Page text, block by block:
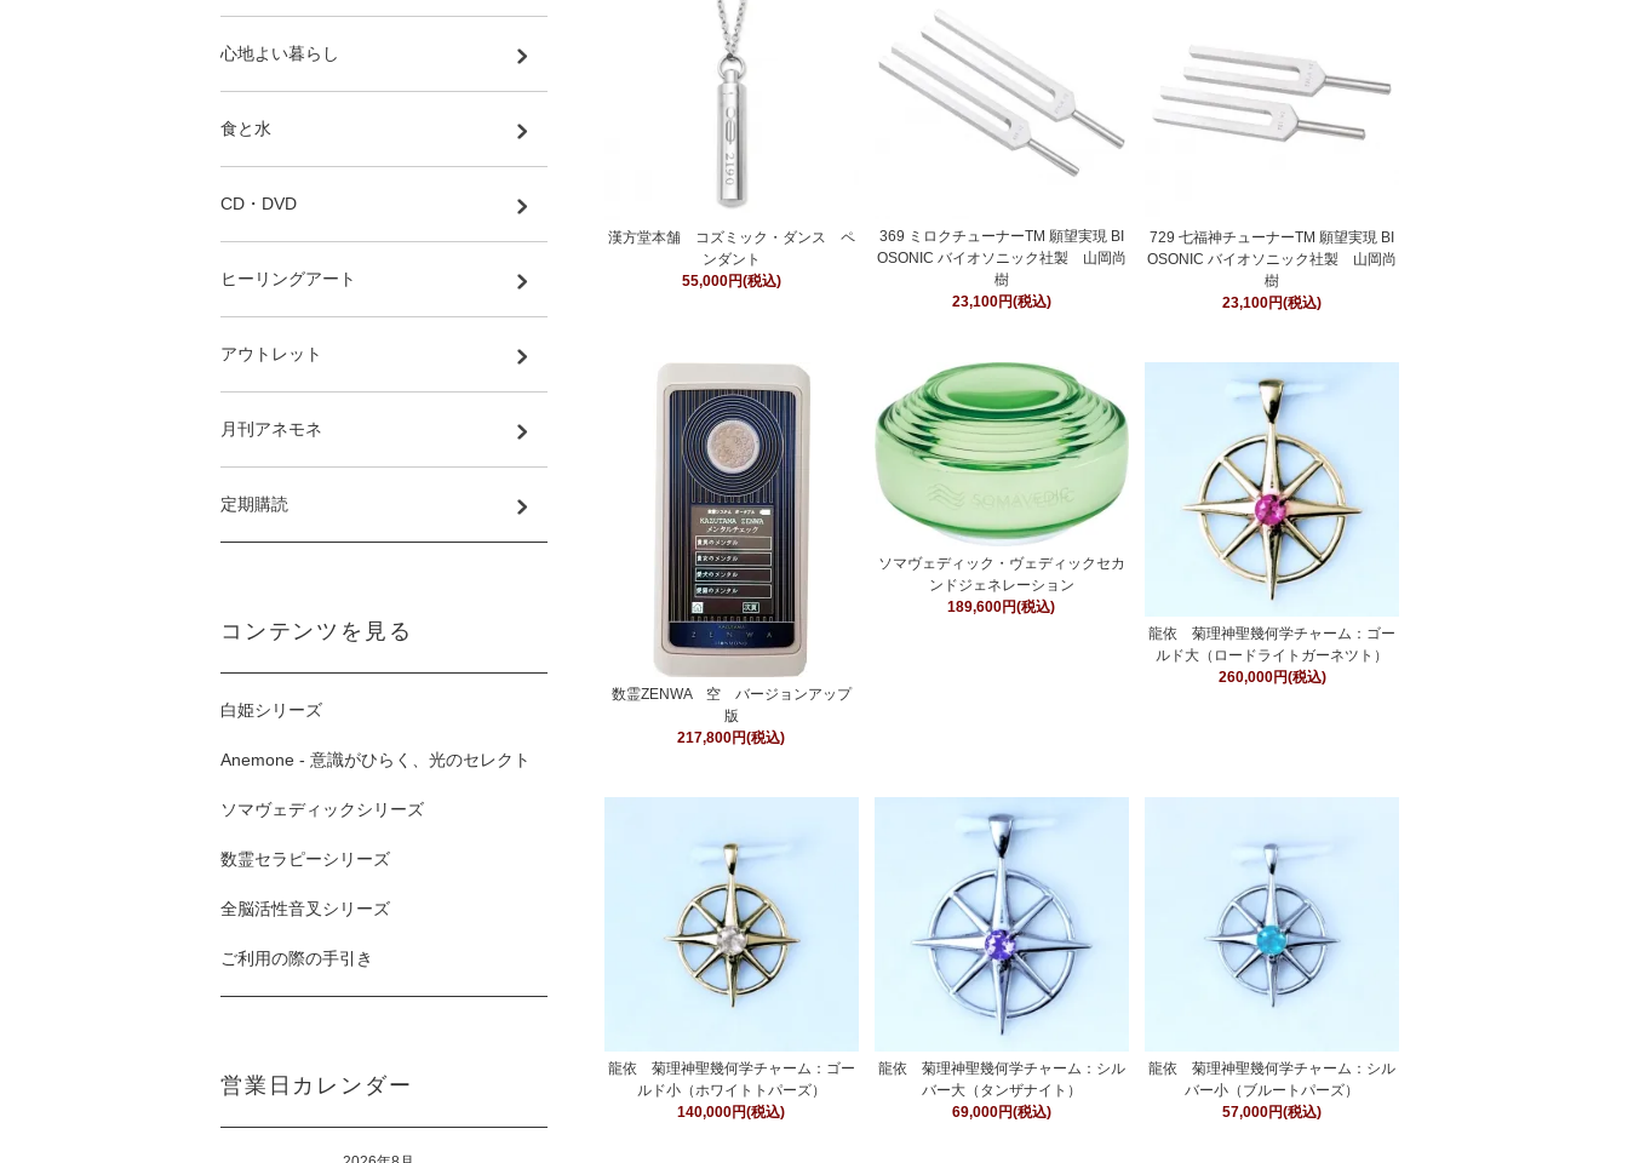
漢方堂本舗 コズミック・ダンス ペ
ンダント
55,000円(税込)
369 ミロクチューナーTM 願望実現 BI
OSONIC バイオソニック社製 山岡尚
樹
23,100円(税込)
729 七福神チューナーTM 願望実現 BI
OSONIC バイオソニック社製 山岡尚
樹
23,100円(税込)
数霊ZENWA 空 バージョンアップ
版
217,800円(税込)
ソマヴェディック・ヴェディックセカ
ンドジェネレーション
189,600円(税込)
龍依 菊理神聖幾何学チャーム：ゴー
ルド大（ロードライトガーネツト）
260,000円(税込)
龍依 菊理神聖幾何学チャーム：ゴー
ルド小（ホワイトトパーズ）
140,000円(税込)
龍依 菊理神聖幾何学チャーム：シル
バー大（タンザナイト）
69,000円(税込)
龍依 菊理神聖幾何学チャーム：シル
バー小（ブルートパーズ）
57,000円(税込)
心地よい暮らし
食と水
CD・DVD
ヒーリングアート
アウトレット
月刊アネモネ
定期購読
コンテンツを見る
白姫シリーズ
Anemone - 意識がひらく、光のセレクト
ソマヴェディックシリーズ
数霊セラピーシリーズ
全脳活性音叉シリーズ
ご利用の際の手引き
営業日カレンダー